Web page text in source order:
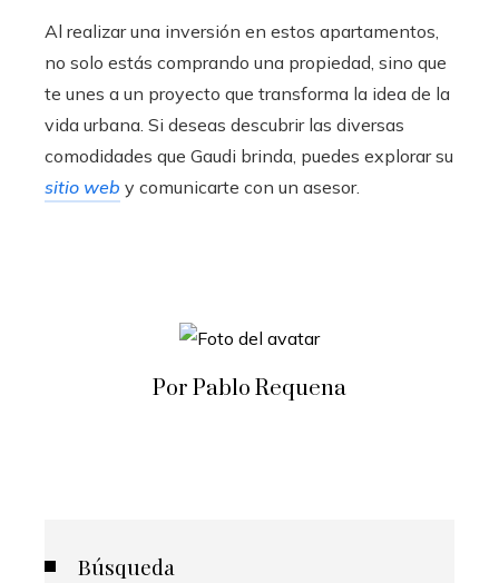
Al realizar una inversión en estos apartamentos,
no solo estás comprando una propiedad, sino que
te unes a un proyecto que transforma la idea de la
vida urbana. Si deseas descubrir las diversas
comodidades que Gaudi brinda, puedes explorar su
sitio web y comunicarte con un asesor.
Por Pablo Requena
Búsqueda